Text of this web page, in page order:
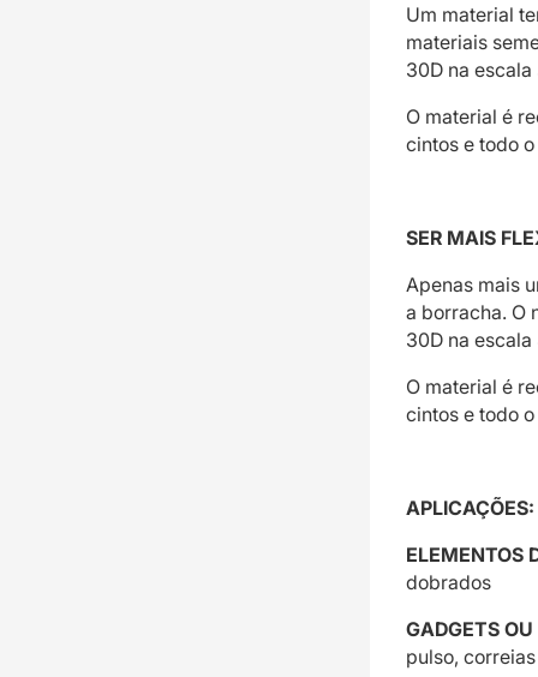
Um material
materiais
30D na
O material é
cintos e todo
SER MAIS
Apenas mais
a borracha. O
30D na
O material é
cintos e todo
APLICAÇÕES:
ELEMENTOS
dobrados
GADGETS
pulso,